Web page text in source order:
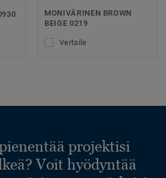
MONIVÄRINEN BROWN
BEIGE 0219
Vertaile
projektisi
Voit hyödyntää